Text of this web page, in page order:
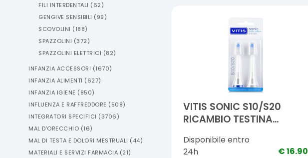
FILI INTERDENTALI (62)
GENGIVE SENSIBILI (99)
SCOVOLINI (188)
SPAZZOLINI (372)
SPAZZOLINI ELETTRICI (82)
INFANZIA ACCESSORI (1670)
INFANZIA ALIMENTI (627)
INFANZIA IGIENE (850)
INFLUENZA E RAFFREDDORE (508)
INTEGRATORI SPECIFICI (3706)
MAL D'ORECCHIO (16)
MAL DI TESTA E DOLORI MESTRUALI (44)
MATERIALI E SERVIZI FARMACIA (21)
VITIS SONIC S10/S20
RICAMBIO TESTINA
Disponibile entro
24h
€16.90